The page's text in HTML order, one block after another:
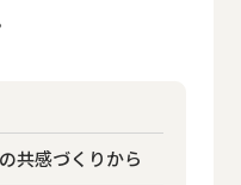
共感づくりから